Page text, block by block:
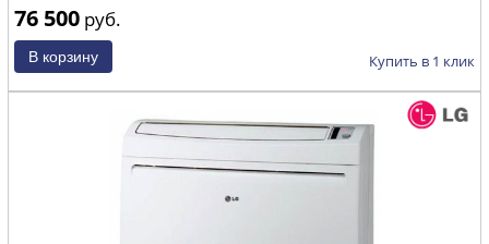
76 500 руб.
Купить в 1 клик